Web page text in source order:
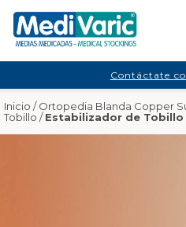
No
Contáctate
Inicio /Ortopedia Blanda Copper
Tobillo /Estabilizador de